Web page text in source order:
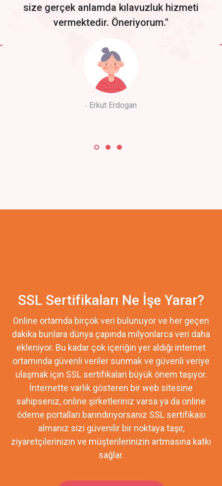
size gerçek anlamda kılavuzluk hizmeti
vermektedir. Öneriyorum."
Erkut Erdogan
SSL Sertifikaları Ne İşe Yarar?
Online ortamda birçok veri bulunuyor ve her geçen
dakika bunlara dünya çapında milyonlarca veri daha
ekleniyor. Bu kadar çok içeriğin yer aldığı internet
ortamında güvenli veriler sunmak ve güvenli veriye
ulaşmak için SSL sertifikaları büyük önem taşıyor.
İnternette varlık gösteren bir web sitesine
sahipseniz, online şirketleriniz varsa ya da online
ödeme portalları barındırıyorsanız SSL sertifikası
almanız sizi güvenilir bir noktaya taşır,
ziyaretçilerinizin ve müşterilerinizin artmasına katkı
sağlar.